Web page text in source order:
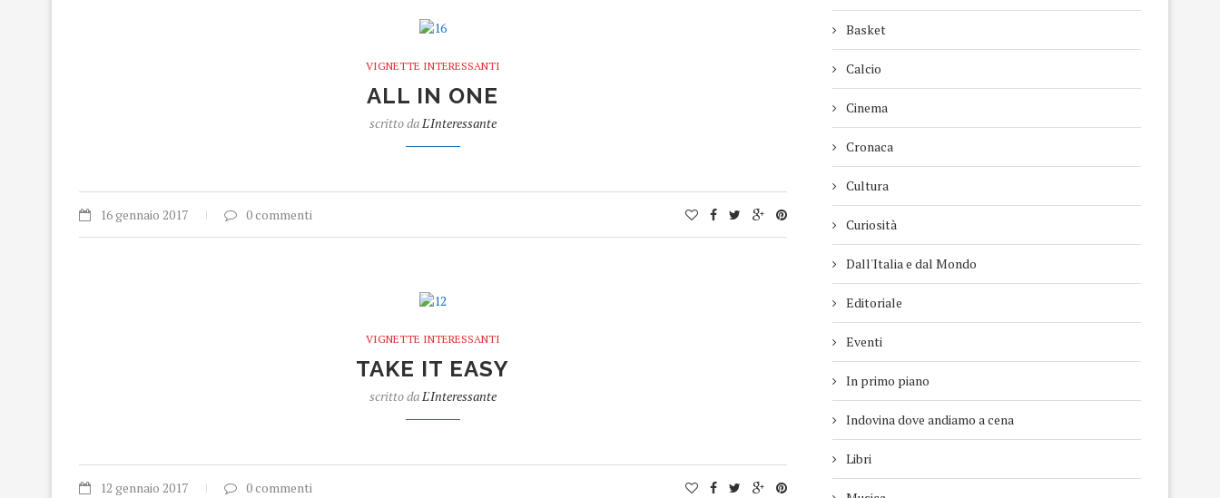
VIGNETTE INTERESSANTI
ALL IN ONE
scritto daL'Interessante
16 gennaio 2017 0 commenti
VIGNETTE INTERESSANTI
TAKE IT EASY
scritto daL'Interessante
12 gennaio 2017 0 commenti
Basket
Calcio
Cinema
Cronaca
Cultura
Curiosità
Dall'Italia e dal Mondo
Editoriale
Eventi
In primo piano
Indovina dove andiamo a cena
Libri